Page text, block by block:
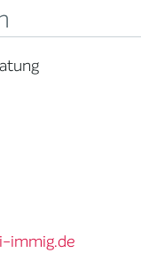
immig.de